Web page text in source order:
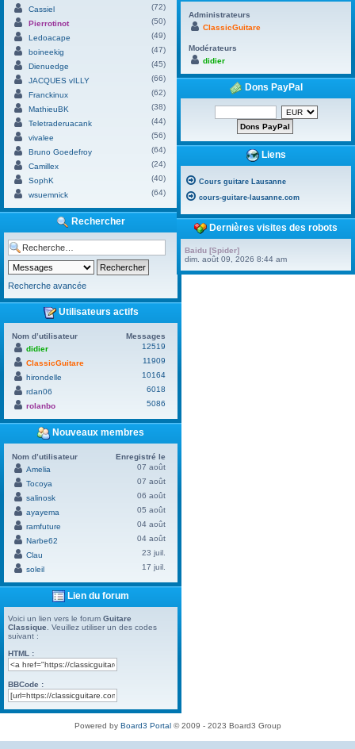
Cassiel
(72)
Pierrotinot
(50)
Ledoacape
(49)
boineekig
(47)
Dienuedge
(45)
JACQUES vILLY
(66)
Franckinux
(62)
MathieuBK
(38)
Teletraderuacank
(44)
vivalee
(56)
Bruno Goedefroy
(64)
Camillex
(24)
SophK
(40)
wsuemnick
(64)
Rechercher
Recherche avancée
Utilisateurs actifs
Nom d’utilisateur
Messages
didier
12519
ClassicGuitare
11909
hirondelle
10164
rdan06
6018
rolanbo
5086
Nouveaux membres
Nom d’utilisateur
Enregistré le
Amelia
07 août
Tocoya
07 août
salinosk
06 août
ayayema
05 août
ramfuture
04 août
Narbe62
04 août
Clau
23 juil.
soleil
17 juil.
Lien du forum
Voici un lien vers le forum Guitare
Classique . Veuillez utiliser un des codes
suivant :
HTML :
BBCode :
Administrateurs
ClassicGuitare
Modérateurs
didier
Dons PayPal
Liens
Cours guitare Lausanne
cours-guitare-lausanne.com
Dernières visites des robots
Baidu [Spider]
dim. août 09, 2026 8:44 am
Powered by Board3 Portal© 2009 - 2023 Board3 Group